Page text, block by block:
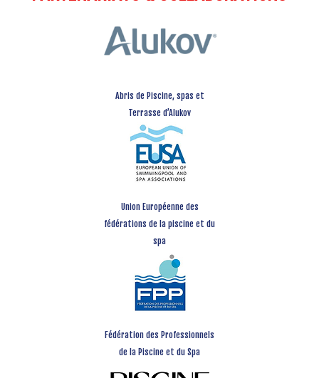
Abris de Piscine, spas et
Terrasse d’Alukov
Union Européenne des
fédérations de la piscine et du
spa
Fédération des Professionnels
de la Piscine et du Spa